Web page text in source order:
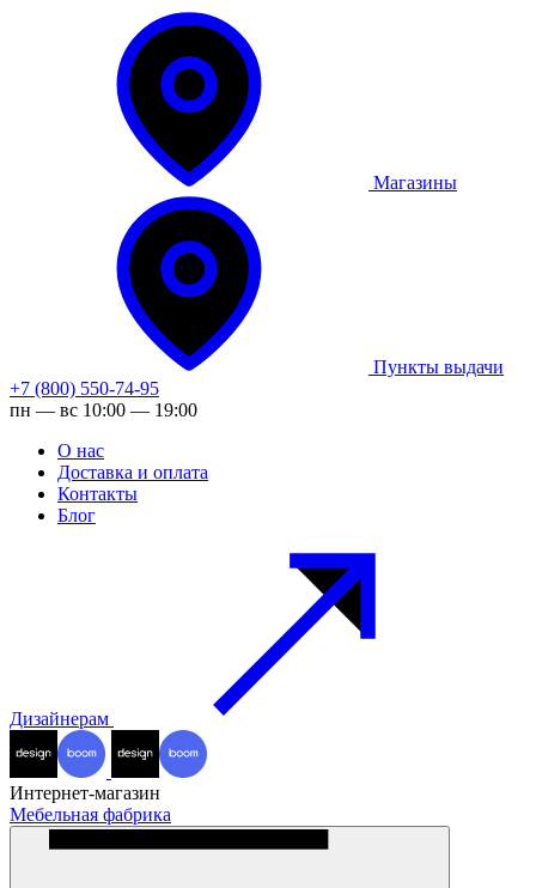
Магазины
Пункты выдачи
+7 (800) 550-74-95
пн — вс 10:00 — 19:00
О нас
Доставка и оплата
Контакты
Блог
Дизайнерам
Интернет-магазин
Мебельная фабрика